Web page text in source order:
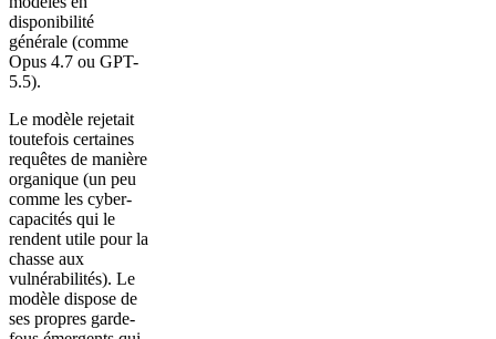
disponibilité
générale (comme
Opus 4.7 ou GPT-
5.5).
Le modèle rejetait
toutefois certaines
requêtes de manière
organique (un peu
comme les cyber-
capacités qui le
rendent utile pour la
chasse aux
vulnérabilités). Le
modèle dispose de
ses propres garde-